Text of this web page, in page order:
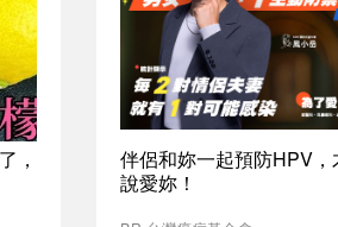
，
伴侶和妳一起預防HPV，
說愛妳！